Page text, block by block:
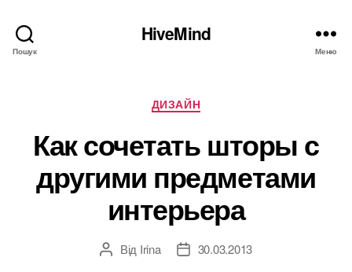
Пошук
HiveMind
Меню
Категорії
ДИЗАЙН
Как сочетать шторы с
другими предметами
интерьера
Автор
Від Irina
Дата30.03.2013